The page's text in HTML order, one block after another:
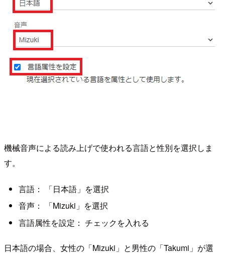
機械音声による読み上げで使われる言語と性別を選択しま
す。
言語： 「日本語」を選択
音声： 「Mizuki」を選択
言語属性を設定： チェックを入れる
日本語の場合、女性の「Mizuki」と男性の「Takumi」が選